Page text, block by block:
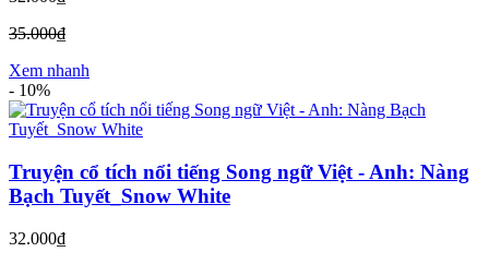
35.000₫
Xem nhanh
- 10%
Truyện cổ tích nổi tiếng Song ngữ Việt - Anh: Nàng
Bạch Tuyết_Snow White
32.000₫